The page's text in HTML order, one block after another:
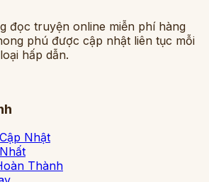
đọc truyện online miễn phí hàng
phú được cập nhật liên tục mỗi
hấp dẫn.
Nhật
Thành